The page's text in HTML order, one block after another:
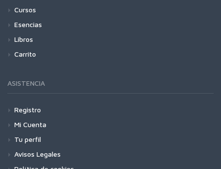
Cursos
Esencias
Libros
Carrito
ASISTENCIA
Registro
Mi Cuenta
Tu perfil
Avisos Legales